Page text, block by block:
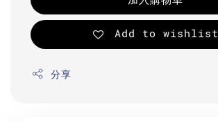
Add to wishlist
分享